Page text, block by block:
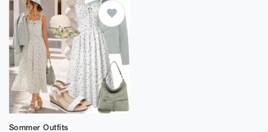
Sommer Outfits